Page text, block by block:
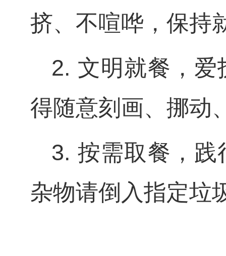
挤、不喧哗，保持
2. 文明就餐，
得随意刻画、挪动
3. 按需取餐，
杂物请倒入指定垃